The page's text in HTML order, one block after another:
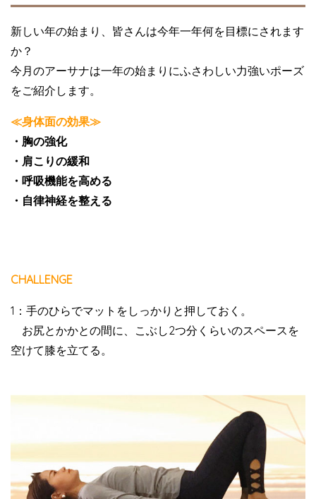
新しい年の始まり、皆さんは今年一年何を目標にされます
か？
今月のアーサナは一年の始まりにふさわしい力強いポーズ
をご紹介します。
≪身体面の効果≫
・胸の強化
・肩こりの緩和
・呼吸機能を高める
・自律神経を整える
CHALLENGE
1：手のひらでマットをしっかりと押しておく。
お尻とかかとの間に、こぶし2つ分くらいのスペースを
空けて膝を立てる。